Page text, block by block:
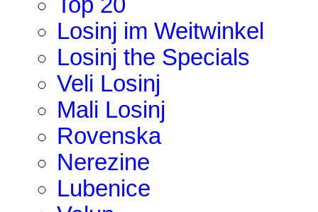
Losinj im Weitwinkel
Losinj the Specials
Veli Losinj
Mali Losinj
Rovenska
Nerezine
Lubenice